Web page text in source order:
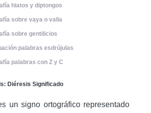
hiatos y diptongos
sobre vaya o valla
sobre gentilicios
palabras esdrújulas
palabras con Z y C
Diéresis Significado
un signo ortográfico representado